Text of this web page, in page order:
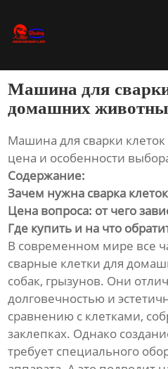
Bидео
О Hас
Контакты
Машина для
домашних
Машина для сварки
цена и особенности
Содержание:
Зачем нужна сварка
Цена вопроса: от чего
Где купить и на что
В современном мире все
сварные клетки для
собак, грызунов. Они
долговечностью и
сравнению с клетками,
заклепках. Однако
требует специального